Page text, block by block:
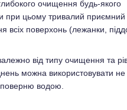
очищення будь-якого
цьому тривалий приємний
поверхонь (лежанки,
від типу очищення та
можна використовувати не
поверню водою.